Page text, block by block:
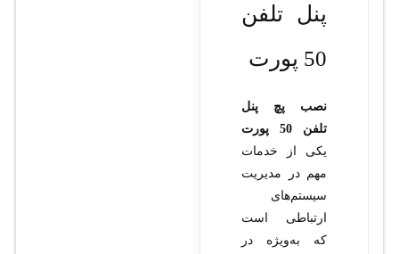
پنل تلفن
50 پورت
نصب پچ پنل
تلفن 50 پورت
یکی از خدمات
مهم در مدیریت
سیستم‌های
ارتباطی است
که به‌ویژه در